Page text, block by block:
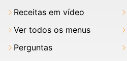
Receitas em vídeo
Ver todos os menus
Perguntas